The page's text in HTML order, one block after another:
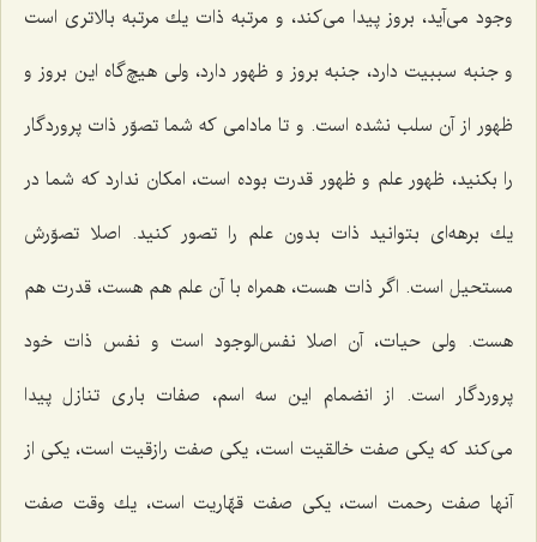
وجود می‌آید، بروز پیدا می‌كند، و مرتبه ذات یك مرتبه بالاتری است
و جنبه سببیت دارد، جنبه بروز و ظهور دارد، ولی هیچ‌گاه این بروز و
ظهور از آن سلب نشده است. و تا مادامی كه شما تصوّر ذات پروردگار
را بكنید، ظهور علم و ظهور قدرت بوده است، امكان ندارد كه شما در
یك برهه‌ای بتوانید ذات بدون علم را تصور كنید. اصلا تصوّرش
مستحیل است. اگر ذات هست، همراه با آن علم هم هست، قدرت هم
هست. ولی حیات، آن اصلا نفس‌الوجود است و نفس ذات خود
پروردگار است. از انضمام این سه اسم، صفات باری تنازل پیدا
می‌كند كه یكی صفت خالقیت است، یكی صفت رازقیت است، یكی از
آنها صفت رحمت است، یكی صفت قهّاریت است، یك وقت صفت